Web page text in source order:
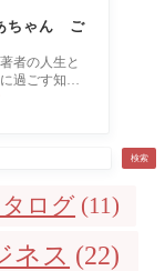
ちゃん ご
者の人生と
過ごす知恵
社 箱石シツ
検索
ログ (11)
ネス (22)